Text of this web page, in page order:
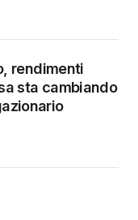
rendimenti
sta cambiando